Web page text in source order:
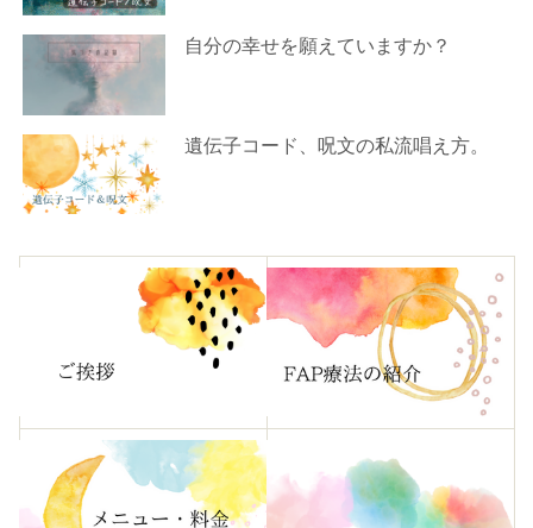
自分の幸せを願えていますか？
遺伝子コード、呪文の私流唱え方。